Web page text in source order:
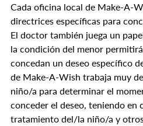
Cada oficina local de Make-A-
directrices específicas para
El doctor también juega un
la condición del menor
concedan un deseo específico
de Make-A-Wish trabaja muy
niño/a para determinar el
conceder el deseo, teniendo
tratamiento del/la niño/a y